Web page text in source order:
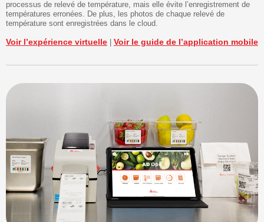
processus de relevé de température, mais elle évite l’enregistrement de
températures erronées. De plus, les photos de chaque relevé de
température sont enregistrées dans le cloud.
Voir l’expérience virtuelle | Voir le guide de l’application mobile